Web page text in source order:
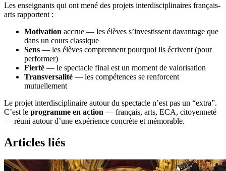
Les enseignants qui ont mené des projets interdisciplinaires français-
arts rapportent :
Motivation accrue — les élèves s’investissent davantage que
dans un cours classique
Sens — les élèves comprennent pourquoi ils écrivent (pour
performer)
Fierté — le spectacle final est un moment de valorisation
Transversalité — les compétences se renforcent
mutuellement
Le projet interdisciplinaire autour du spectacle n’est pas un “extra”.
C’est le programme en action — français, arts, ECA, citoyenneté
— réuni autour d’une expérience concrète et mémorable.
Articles liés